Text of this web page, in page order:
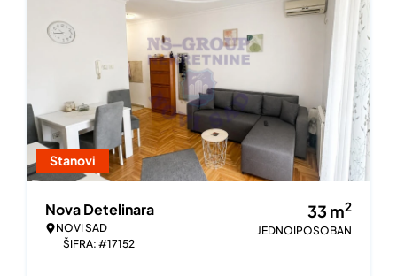
Stanovi
Nova Detelinara
NOVI SAD
ŠIFRA: #17152
33 m2
JEDNOIPOSOBAN